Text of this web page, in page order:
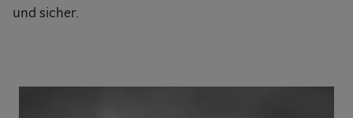
und sicher.